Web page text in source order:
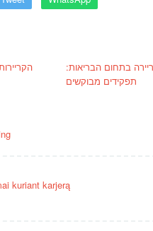
בתחום הבריאות:
תפקידים מבוקשים
kuriant karjerą